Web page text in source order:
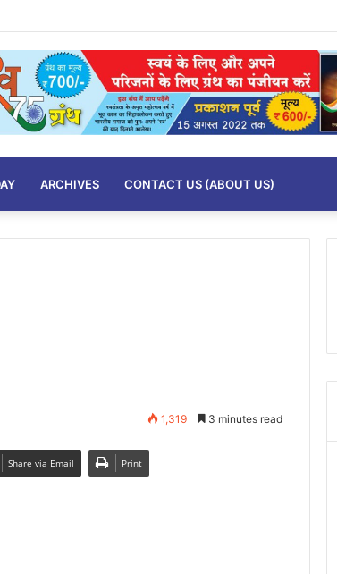
ARCHIVES CONTACT US (ABOUT US)
1,319 3 minutes read
Share via Email Print